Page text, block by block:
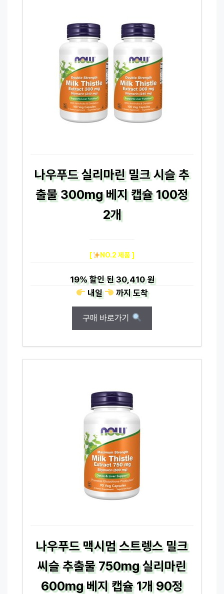
나우푸드 실리마린 밀크 시슬 추
출물 300mg 베지 캡슐 100정
2개
[ NO.2 제품 ]
19%할인 된30,410 원
내일
까지도착
구매 바로가기
나우푸드 맥시멈 스트렝스 밀크
씨슬 추출물 750mg 실리마린
600mg 베지 캡슐 1개 90정